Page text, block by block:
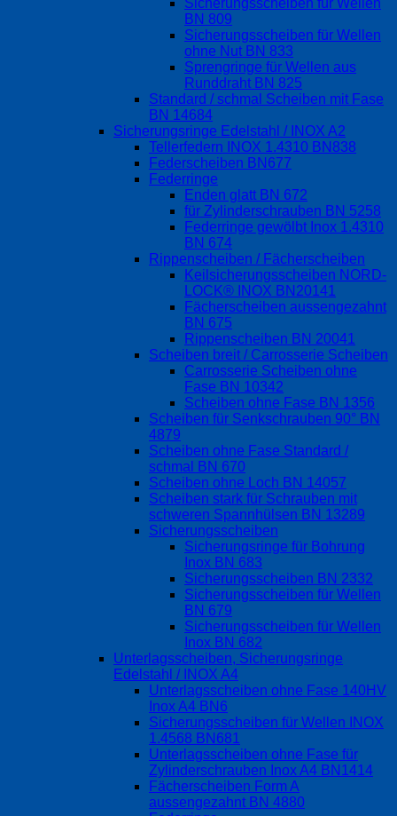
BN 809
Sicherungsscheiben für Wellen
ohne Nut BN 833
Sprengringe für Wellen aus
Runddraht BN 825
Standard / schmal Scheiben mit Fase
BN 14684
Sicherungsringe Edelstahl / INOX A2
Tellerfedern INOX 1.4310 BN838
Federscheiben BN677
Federringe
Enden glatt BN 672
für Zylinderschrauben BN 5258
Federringe gewölbt Inox 1.4310
BN 674
Rippenscheiben / Fächerscheiben
Keilsicherungsscheiben NORD-
LOCK® INOX BN20141
Fächerscheiben aussengezahnt
BN 675
Rippenscheiben BN 20041
Scheiben breit / Carrosserie Scheiben
Carrosserie Scheiben ohne
Fase BN 10342
Scheiben ohne Fase BN 1356
Scheiben für Senkschrauben 90° BN
4879
Scheiben ohne Fase Standard /
schmal BN 670
Scheiben ohne Loch BN 14057
Scheiben stark für Schrauben mit
schweren Spannhülsen BN 13289
Sicherungsscheiben
Sicherungsringe für Bohrung
Inox BN 683
Sicherungsscheiben BN 2332
Sicherungsscheiben für Wellen
BN 679
Sicherungsscheiben für Wellen
Inox BN 682
Unterlagsscheiben, Sicherungsringe
Edelstahl / INOX A4
Unterlagsscheiben ohne Fase 140HV
Inox A4 BN6
Sicherungsscheiben für Wellen INOX
1.4568 BN681
Unterlagsscheiben ohne Fase für
Zylinderschrauben Inox A4 BN1414
Fächerscheiben Form A
aussengezahnt BN 4880